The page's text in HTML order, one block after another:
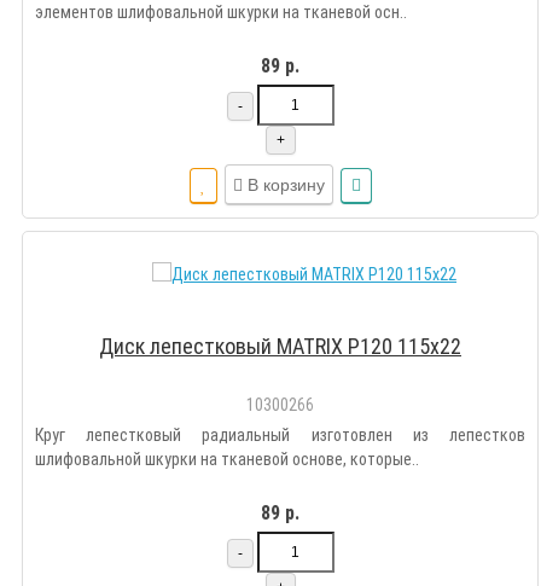
элементов шлифовальной шкурки на тканевой осн..
89 р.
-
+
В корзину
Диск лепестковый MATRIX Р120 115х22
10300266
Круг лепестковый радиальный изготовлен из лепестков
шлифовальной шкурки на тканевой основе, которые..
89 р.
-